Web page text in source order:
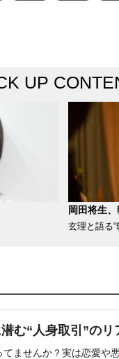
UP
岡田将生
玄理と語る“
む“人身取引”のリ
てませんか？実は恋愛や